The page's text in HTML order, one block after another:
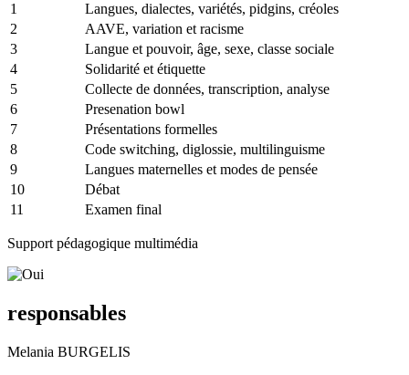
1
Langues, dialectes, variétés, pidgins, créoles
2
AAVE, variation et racisme
3
Langue et pouvoir, âge, sexe, classe sociale
4
Solidarité et étiquette
5
Collecte de données, transcription, analyse
6
Presenation bowl
7
Présentations formelles
8
Code switching, diglossie, multilinguisme
9
Langues maternelles et modes de pensée
10
Débat
11
Examen final
Support pédagogique multimédia
responsables
Melania BURGELIS